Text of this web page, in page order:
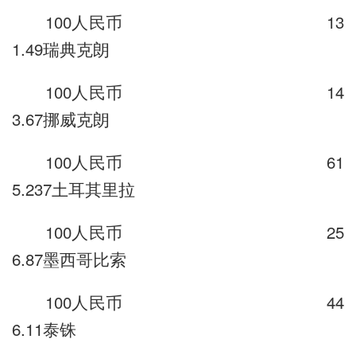
100人民币 13
1.49瑞典克朗
100人民币 14
3.67挪威克朗
100人民币 61
5.237土耳其里拉
100人民币 25
6.87墨西哥比索
100人民币 44
6.11泰铢